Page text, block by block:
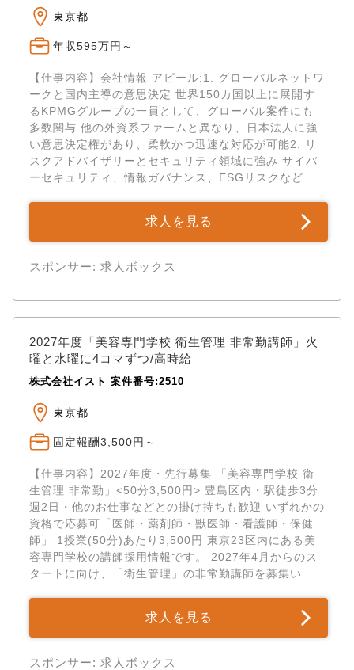
東京都
年収595万円～
【仕事内容】会社情報 アピール:1. グローバルネットワ
ークと国内主導の意思決定 世界150カ国以上に展開す
るKPMGグループの一員として、グローバル案件にも
多数関与 他の外資系ファームと異なり、日本法人に強
い意思決定権があり、柔軟かつ迅速な対応が可能2. リ
スクアドバイザリーとセキュリティ領域に強み サイバ
ーセキュリティ、情報ガバナンス、ESGリスクなどに
求人を見る
スポンサー: 求人ボックス
2027年度「美容専門学校 衛生管理 非常勤講師」火
曜と水曜に4コマずつ/高時給
株式会社イスト 案件番号:2510
東京都
固定報酬3,500円～
【仕事内容】2027年度・先行募集 「美容専門学校 衛
生管理 非常勤」<50分3,500円> 豊島区内・駅徒歩3分
週2日・他のお仕事などとの掛け持ちも歓迎 いずれかの
資格で応募可「医師・薬剤師・獣医師・看護師・保健
師」 1授業(50分)あたり3,500円 東京23区内にある美
容専門学校の講師採用情報です。 2027年4月からのス
タートに向け、「衛生管理」の非常勤講師を募集いた
求人を見る
スポンサー: 求人ボックス